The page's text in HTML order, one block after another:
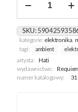
The
Like
Never
Before
SKU:
kategorie:elektronika,
tagi:
ambient
artysta:
Hati
wydawnictwo:
numer katalogowy: